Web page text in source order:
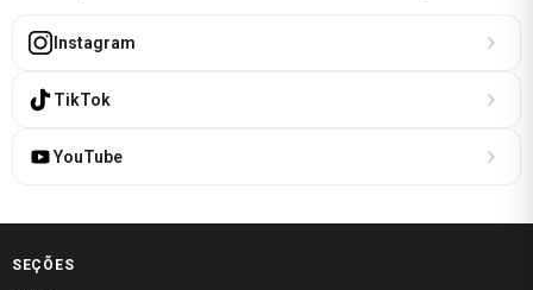
Instagram
TikTok
YouTube
SEÇÕES